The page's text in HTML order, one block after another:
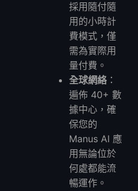
採用隨付隨
用的小時計
費模式，僅
需為實際用
量付費。
全球網絡 ：
遍佈 40+ 數
據中心，確
保您的
Manus AI 應
用無論位於
何處都能流
暢運作。